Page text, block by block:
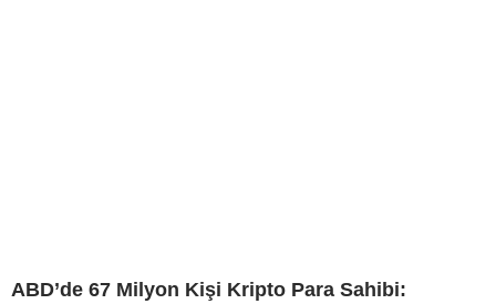
ABD’de 67 Milyon Kişi Kripto Para Sahibi: